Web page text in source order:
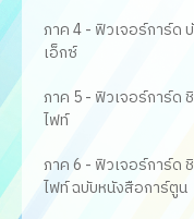
ภาค 4 - ฟิวเจอร์การ์ด
เอ็กซ์
ภาค 5 - ฟิวเจอร์การ์ด
ไฟท์
ภาค 6 - ฟิวเจอร์การ์ด
ไฟท์ ฉบับหนังสือการ์ตูน